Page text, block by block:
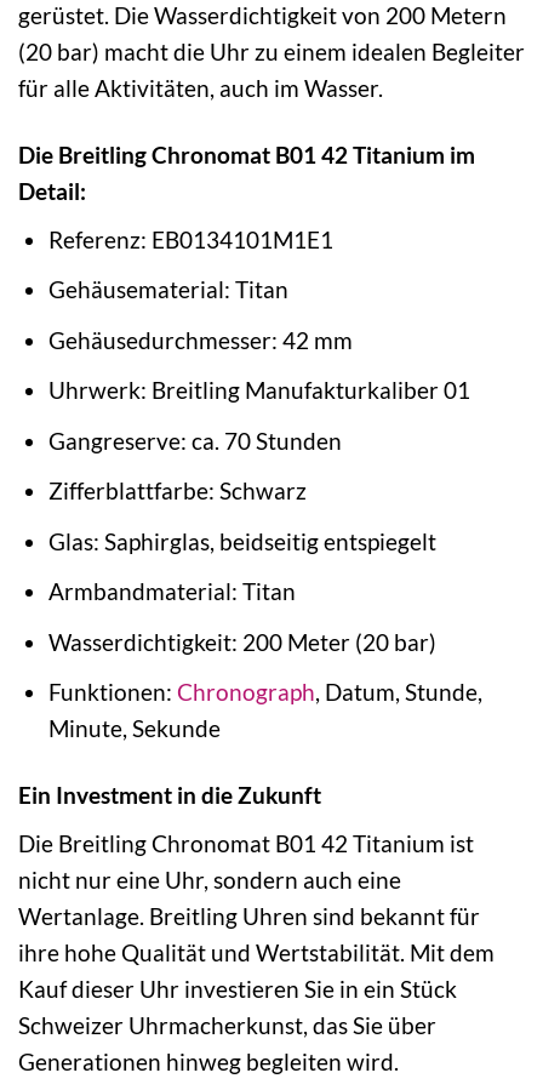
gerüstet. Die Wasserdichtigkeit von 200 Metern
(20 bar) macht die Uhr zu einem idealen Begleiter
für alle Aktivitäten, auch im Wasser.
Die Breitling Chronomat B01 42 Titanium im
Detail:
Referenz: EB0134101M1E1
Gehäusematerial: Titan
Gehäusedurchmesser: 42 mm
Uhrwerk: Breitling Manufakturkaliber 01
Gangreserve: ca. 70 Stunden
Zifferblattfarbe: Schwarz
Glas: Saphirglas, beidseitig entspiegelt
Armbandmaterial: Titan
Wasserdichtigkeit: 200 Meter (20 bar)
Funktionen: Chronograph, Datum, Stunde,
Minute, Sekunde
Ein Investment in die Zukunft
Die Breitling Chronomat B01 42 Titanium ist
nicht nur eine Uhr, sondern auch eine
Wertanlage. Breitling Uhren sind bekannt für
ihre hohe Qualität und Wertstabilität. Mit dem
Kauf dieser Uhr investieren Sie in ein Stück
Schweizer Uhrmacherkunst, das Sie über
Generationen hinweg begleiten wird.